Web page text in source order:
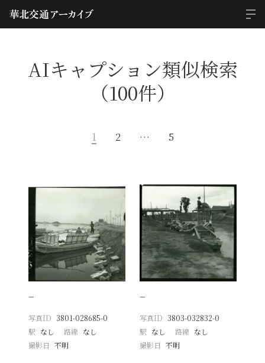
AIキャプション類似検索
（100件）
1 2 … 5
−
写真ID 3801-028685-0
駅 なし 路線 なし
撮影日
不明
−
写真ID 3803-032832-0
駅 なし 路線 なし
撮影日 不明